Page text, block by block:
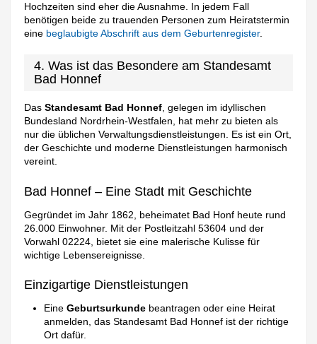
Hochzeiten sind eher die Ausnahme. In jedem Fall
benötigen beide zu trauenden Personen zum Heiratstermin
eine beglaubigte Abschrift aus dem Geburtenregister.
4. Was ist das Besondere am Standesamt
Bad Honnef
DasStandesamt Bad Honnef, gelegen im idyllischen
Bundesland Nordrhein-Westfalen, hat mehr zu bieten als
nur die üblichen Verwaltungsdienstleistungen. Es ist ein Ort,
der Geschichte und moderne Dienstleistungen harmonisch
vereint.
Bad Honnef – Eine Stadt mit Geschichte
Gegründet im Jahr 1862, beheimatet Bad Honf heute rund
26.000 Einwohner. Mit der Postleitzahl 53604 und der
Vorwahl 02224, bietet sie eine malerische Kulisse für
wichtige Lebensereignisse.
Einzigartige Dienstleistungen
EineGeburtsurkunde beantragen oder eine Heirat
anmelden, das Standesamt Bad Honnef ist der richtige
Ort dafür.